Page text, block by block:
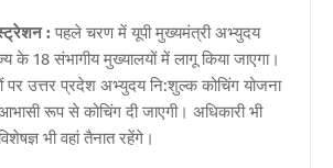
: पहले चरण में यूपी मुख्यमंत्री अभ्युदय
के 18 संभागीय मुख्यालयों में लागू किया जाएगा।
पर उत्तर प्रदेश अभ्युदय नि:शुल्क कोचिंग योजना
रूप से कोचिंग दी जाएगी। अधिकारी भी
भी वहां तैनात रहेंगे।